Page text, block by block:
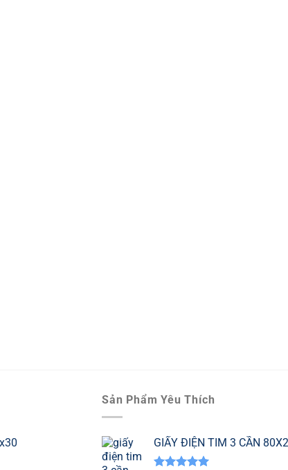
Sản Phẩm Yêu Thích
GIẤY ĐIỆN TIM 3 CẦN